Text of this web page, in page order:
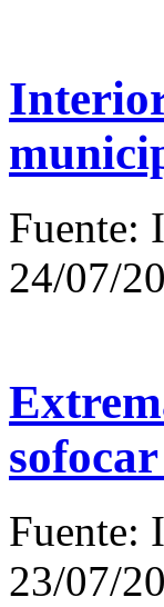
Fuente:
24/07/
Fuente:
23/07/